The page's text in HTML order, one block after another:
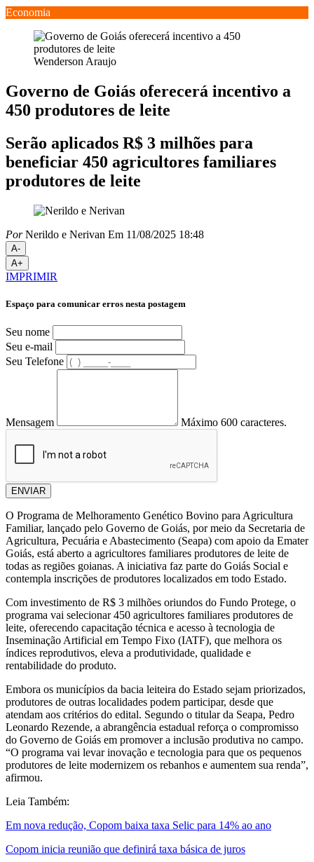
Economia
Wenderson Araujo
Governo de Goiás oferecerá incentivo a
450 produtores de leite
Serão aplicados R$ 3 milhões para
beneficiar 450 agricultores familiares
produtores de leite
PorNerildo e Nerivan Em 11/08/2025 18:48
A-
A+
IMPRIMIR
Espaço para comunicar erros nesta postagem
Seu nome
Seu e-mail
Seu Telefone
Mensagem Máximo 600 caracteres.
ENVIAR
O Programa de Melhoramento Genético Bovino para Agricultura
Familiar, lançado pelo Governo de Goiás, por meio da Secretaria de
Agricultura, Pecuária e Abastecimento (Seapa) com apoio da Emater
Goiás, está aberto a agricultores familiares produtores de leite de
todas as regiões goianas. A iniciativa faz parte do Goiás Social e
contempla inscrições de produtores localizados em todo Estado.
Com investimento de R$ 3 milhões oriundos do Fundo Protege, o
programa vai selecionar 450 agricultores familiares produtores de
leite, oferecendo capacitação técnica e acesso à tecnologia de
Inseminação Artificial em Tempo Fixo (IATF), que melhora os
índices reprodutivos, eleva a produtividade, qualidade e
rentabilidade do produto.
Embora os municípios da bacia leiteira do Estado sejam priorizados,
produtores de outras localidades podem participar, desde que
atendam aos critérios do edital. Segundo o titular da Seapa, Pedro
Leonardo Rezende, a abrangência estadual reforça o compromisso
do Governo de Goiás em promover a inclusão produtiva no campo.
“O programa vai levar inovação e tecnologia para que os pequenos
produtores de leite modernizem os rebanhos e aumentem sua renda”,
afirmou.
Leia Também:
Em nova redução, Copom baixa taxa Selic para 14% ao ano
Copom inicia reunião que definirá taxa básica de juros